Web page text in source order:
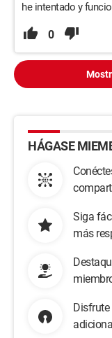
he intentado y
0
HÁGASE
Siga
más